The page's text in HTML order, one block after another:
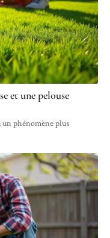
et une pelouse
phénomène plus